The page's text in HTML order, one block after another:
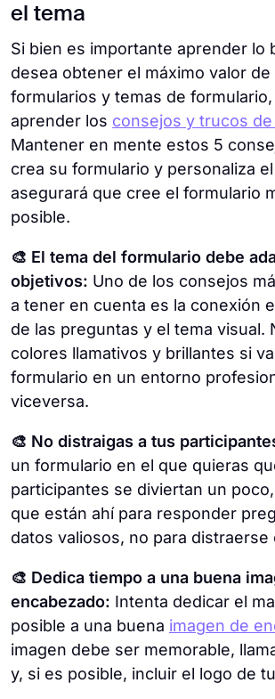
el tema
Si bien es importante aprender lo
desea obtener el máximo valor de
formularios y temas de
aprender los consejos y trucos de
Mantener en mente estos 5
crea su formulario y personaliza
asegurará que cree el formulario
posible.
🎨 El tema del formulario debe
objetivos: Uno de los consejos
a tener en cuenta es la conexión
de las preguntas y el tema visual.
colores llamativos y brillantes si
formulario en un entorno
viceversa.
🎨 No distraigas a tus
un formulario en el que quieras
participantes se diviertan un
que están ahí para responder
datos valiosos, no para distraerse
🎨 Dedica tiempo a una buena
encabezado: Intenta dedicar el
posible a una buena imagen de
imagen debe ser memorable,
y, si es posible, incluir el logo de